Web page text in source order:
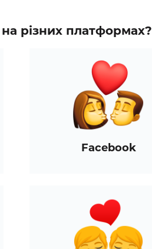
різних платформах?
Facebook